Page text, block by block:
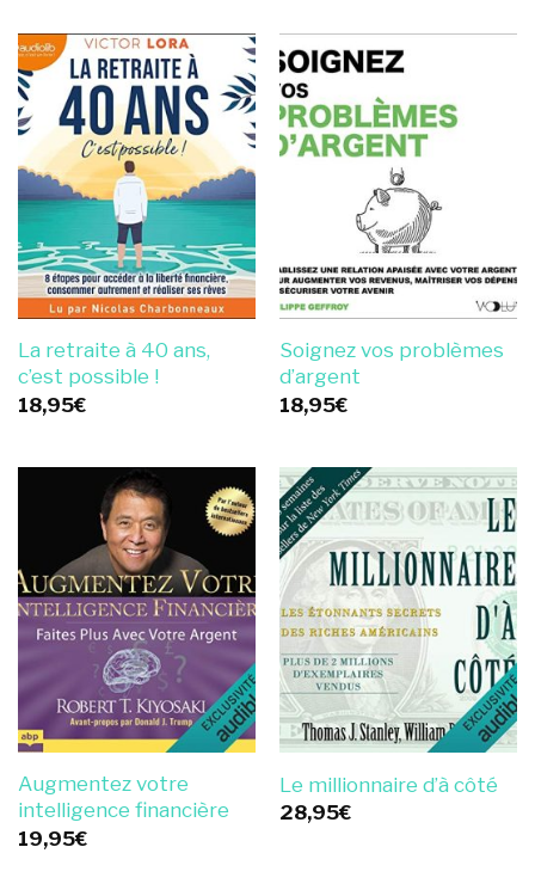
La retraite à 40 ans,
c’est possible !
18,95€
Soignez vos problèmes
d’argent
18,95€
Augmentez votre
intelligence financière
19,95€
Le millionnaire d’à côté
28,95€